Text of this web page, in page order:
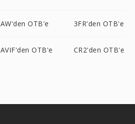
AW'den OTB'e 3FR'den OTB'e
AVIF'den OTB'e CR2'den OTB'e